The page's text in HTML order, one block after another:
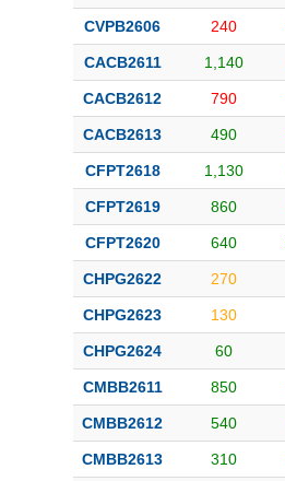
CVPB2606 240
CACB2611 1,140
CACB2612 790
CACB2613 490
CFPT2618 1,130
CFPT2619 860
CFPT2620 640
CHPG2622 270
CHPG2623 130
CHPG2624 60
CMBB2611 850
CMBB2612 540
CMBB2613 310